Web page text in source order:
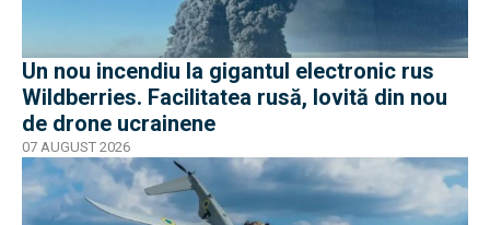
Un nou incendiu la gigantul electronic rus
Wildberries. Facilitatea rusă, lovită din nou
de drone ucrainene
07 AUGUST 2026